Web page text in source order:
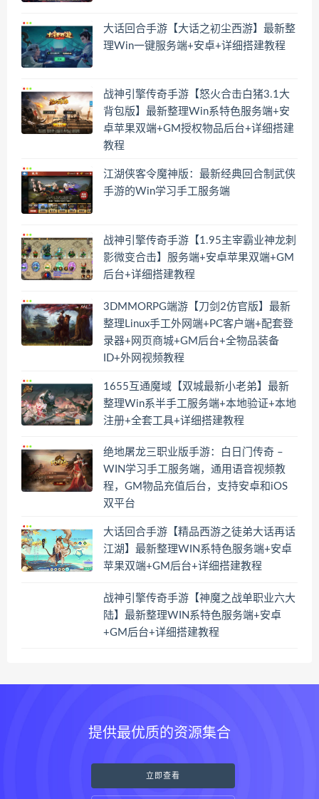
大话回合手游【大话之初尘西游】最新整
理Win一键服务端+安卓+详细搭建教程
战神引擎传奇手游【怒火合击白猪3.1大
背包版】最新整理Win系特色服务端+安
卓苹果双端+GM授权物品后台+详细搭建
教程
江湖侠客令魔神版：最新经典回合制武侠
手游的Win学习手工服务端
战神引擎传奇手游【1.95主宰霸业神龙刺
影微变合击】服务端+安卓苹果双端+GM
后台+详细搭建教程
3DMMORPG端游【刀剑2仿官版】最新
整理Linux手工外网端+PC客户端+配套登
录器+网页商城+GM后台+全物品装备
ID+外网视频教程
1655互通魔域【双城最新小老弟】最新
整理Win系半手工服务端+本地验证+本地
注册+全套工具+详细搭建教程
绝地屠龙三职业版手游：白日门传奇 –
WIN学习手工服务端，通用语音视频教
程，GM物品充值后台，支持安卓和iOS
双平台
大话回合手游【精品西游之徒弟大话再话
江湖】最新整理WIN系特色服务端+安卓
苹果双端+GM后台+详细搭建教程
战神引擎传奇手游【神魔之战单职业六大
陆】最新整理WIN系特色服务端+安卓
+GM后台+详细搭建教程
提供最优质的资源集合
立即查看